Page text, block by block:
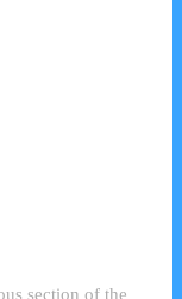
section of the